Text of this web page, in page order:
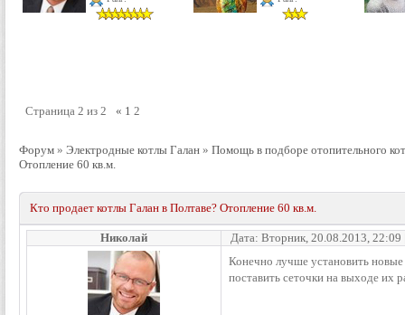
Страница 2 из 2 « 1 2
Форум » Электродные котлы Галан » Помощь в подборе отопительного
Отопление 60 кв.м.
Кто продает котлы Галан в Полтаве? Отопление 60 кв.м.
Николай Дата: Вторник, 20.08.2013,
Конечно лучше установить
поставить сеточки на выходе их